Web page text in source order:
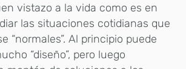
vistazo a la vida como es en
las situaciones cotidianas que
“normales”. Al principio puede
“diseño”, pero luego